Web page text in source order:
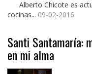
Alberto Chicote es
cocinas... 09-02-2016
Santi Santamaría:
en mi alma